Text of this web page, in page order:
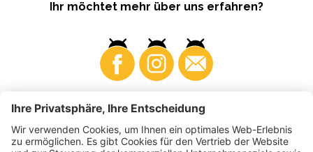
Ihr möchtet mehr über uns erfahren?
Business Produzenten